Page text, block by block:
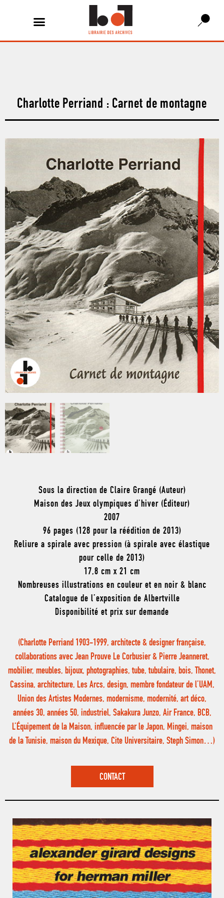
Charlotte Perriand : Carnet de montagne
Sous la direction de Claire Grangé (Auteur)
Maison des Jeux olympiques d’hiver (Éditeur)
2007
96 pages (128 pour la réédition de 2013)
Reliure a spirale avec pression (à spirale avec élastique
pour celle de 2013)
17,8 cm x 21 cm
Nombreuses illustrations en couleur et en noir & blanc
Catalogue de l’exposition de Albertville
Disponibilité et prix sur demande
(Charlotte Perriand 1903-1999, architecte & designer française,
collaborations avec Jean Prouve Le Corbusier & Pierre Jeanneret,
mobilier, meubles, bijoux, photographies, tube, tubulaire, bois, Thonet,
Cassina, architecture, Les Arcs, design, membre fondateur de l’UAM,
Union des Artistes Modernes, modernisme, modernité, art déco,
années 30, années 50, industriel, Sakakura Junzo, Air France, BCB,
L’Équipement de la Maison, influencée par le Japon, Mingei, maison
de la Tunisie, maison du Mexique, Cite Universitaire, Steph Simon…)
CONTACT